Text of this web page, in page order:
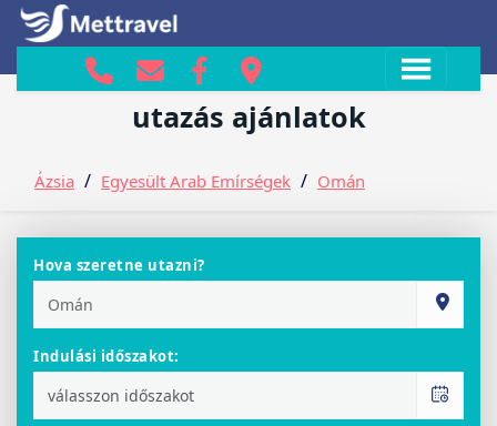
Omán ajánlatokutazás ajánlatok
Ázsia / Egyesült Arab Emírségek / Omán
Hova szeretne utazni?
Indulási időszakot: